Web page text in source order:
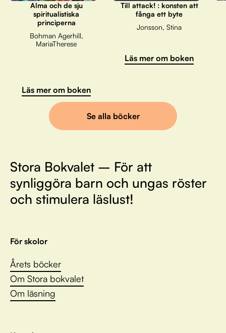
Alma och de sju
spiritualistiska
principerna
Bohman Agerhill,
MariaTherese
Läs mer om boken
Till attack! : konsten att
fånga ett byte
Jonsson, Stina
Läs mer om boken
Se alla böcker
Stora Bokvalet – För att
synliggöra barn och ungas röster
och stimulera läslust!
För skolor
Årets böcker
Om Stora bokvalet
Om läsning